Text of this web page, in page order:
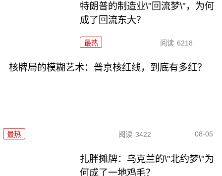
特朗普的制造业\"回流梦\"，为何
成了回流东大？
最热 阅读 6218
核牌局的模糊艺术：普京核红线，到底有多红？
最热 阅读 3422 08-05
扎胖摊牌：乌克兰的\"北约梦\"为
何成了一地鸡毛？